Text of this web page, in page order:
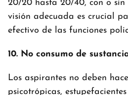
20/20 hasta 20/40, con o sin
visión adecuada es crucial
efectivo de las funciones
10. No consumo de
Los aspirantes no deben
psicotrópicas,